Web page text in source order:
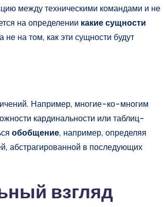
между техническими командами и не
на определении какие сущности
на том, как эти сущности будут
Например, многие-ко-многим
кардинальности или таблиц-
обобщение, например, определяя
абстрагированной в последующих
взгляд